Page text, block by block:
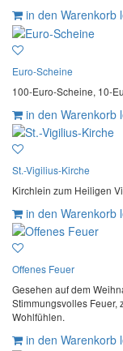
in den Warenkorb
Euro-Scheine
100-Euro-Scheine, 10-
in den Warenkorb
St.-Vigilius-Kirche
Kirchlein zum Heiligen
in den Warenkorb
Offenes Feuer
Gesehen auf dem
Stimmungsvolles Feuer,
Wohlfühlen.
in den Warenkorb